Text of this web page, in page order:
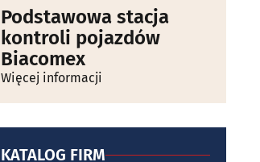
Podstawowa stacja
kontroli pojazdów
Biacomex
Więcej informacji
KATALOG FIRM